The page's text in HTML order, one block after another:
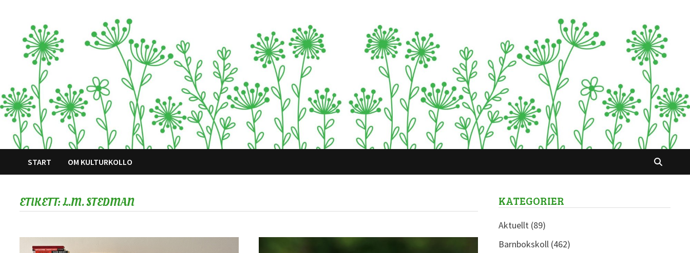
START OM KULTURKOLLO
ETIKETT:L.M. STEDMAN KATEGORIER
Aktuellt(89)
Barnbokskoll(462)